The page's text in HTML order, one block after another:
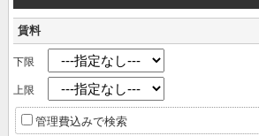
賃料
下限
上限
管理費込みで検索